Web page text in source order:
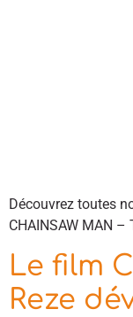
Découvrez toutes
CHAINSAW MAN –
Le film
Reze